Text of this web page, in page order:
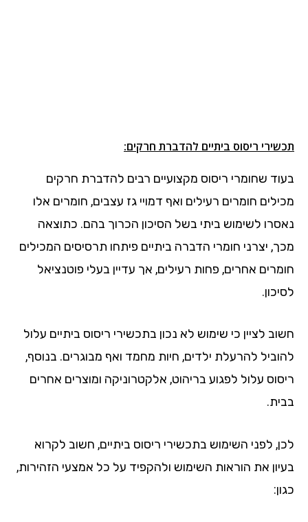
תכשירי ריסוס ביתיים להדברת חרקים:
בעוד שחומרי ריסוס מקצועיים רבים להדברת חרקים
מכילים חומרים רעילים ואף דמויי גז עצבים, חומרים אלו
נאסרו לשימוש ביתי בשל הסיכון הכרוך בהם. כתוצאה
מכך, יצרני חומרי הדברה ביתיים פיתחו תרסיסים המכילים
חומרים אחרים, פחות רעילים, אך עדיין בעלי פוטנציאל
לסיכון.
חשוב לציין כי שימוש לא נכון בתכשירי ריסוס ביתיים עלול
להוביל להרעלת ילדים, חיות מחמד ואף מבוגרים. בנוסף,
ריסוס עלול לפגוע בריהוט, אלקטרוניקה ומוצרים אחרים
בבית.
לכן, לפני השימוש בתכשירי ריסוס ביתיים, חשוב לקרוא
בעיון את הוראות השימוש ולהקפיד על כל אמצעי הזהירות,
כגון: